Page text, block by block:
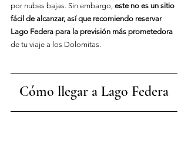
por nubes bajas. Sin embargo, este no es un sitio
fácil de alcanzar, así que recomiendo reservar
Lago Federa para la previsión más prometedora
de tu viaje a los Dolomitas.
Cómo llegar a Lago Federa